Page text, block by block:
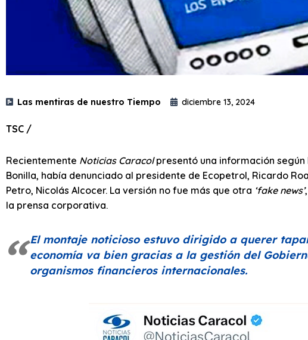
Las mentiras de nuestro Tiempo diciembre 13, 2024
TSC /
Recientemente Noticias Caracolpresentó una información según
Bonilla, había denunciado al presidente de Ecopetrol, Ricardo
Petro, Nicolás Alcocer. La versión no fue más que otra ‘fake news’
la prensa corporativa.
El montaje noticioso estuvo dirigido a querer
economía va bien gracias a la gestión del
organismos financieros internacionales.